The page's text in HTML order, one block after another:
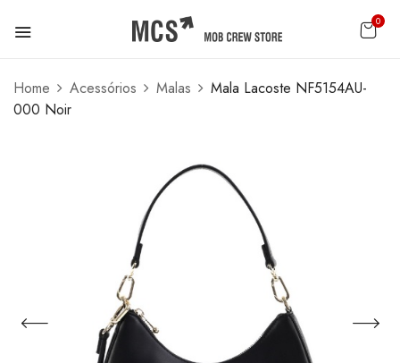
0
Home Acessórios Malas
Mala Lacoste NF5154AU-
000 Noir